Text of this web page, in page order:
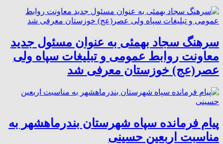
سرهنگ سجاد بهمئی به عنوان مسئول جدید
معاونت روابط عمومی و تبلیغات سپاه ولی
عصر(عج) خوزستان معرفی شد
پیام فرمانده سپاه شهرستان بندرماهشهر به
مناسبت اربعین حسینی